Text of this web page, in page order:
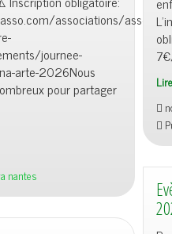
associations/
journee-
arte-2026Nous
pour partager
nantes